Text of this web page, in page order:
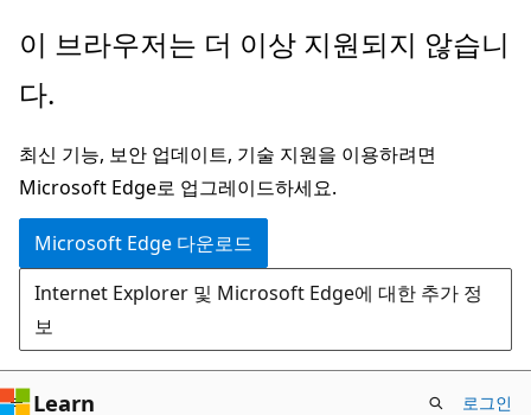
주
콘
츠
로
건
너
뛰
기
이 브라우저는 더 이상 지원되지 않습니
다.
최신 기능, 보안 업데이트, 기술 지원을 이용하려면
Microsoft Edge로 업그레이드하세요.
Microsoft Edge 다운로드
Internet Explorer 및 Microsoft Edge에 대한 추가 정
보
Learn 로그인